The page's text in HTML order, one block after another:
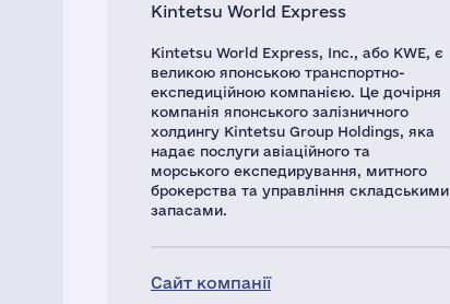
Kintetsu World Express
Kintetsu World Express, Inc., або KWE, є
великою японською транспортно-
експедиційною компанією. Це дочірня
компанія японського залізничного
холдингу Kintetsu Group Holdings, яка
надає послуги авіаційного та
морського експедирування, митного
брокерства та управління складськими
запасами.
Сайт компанії